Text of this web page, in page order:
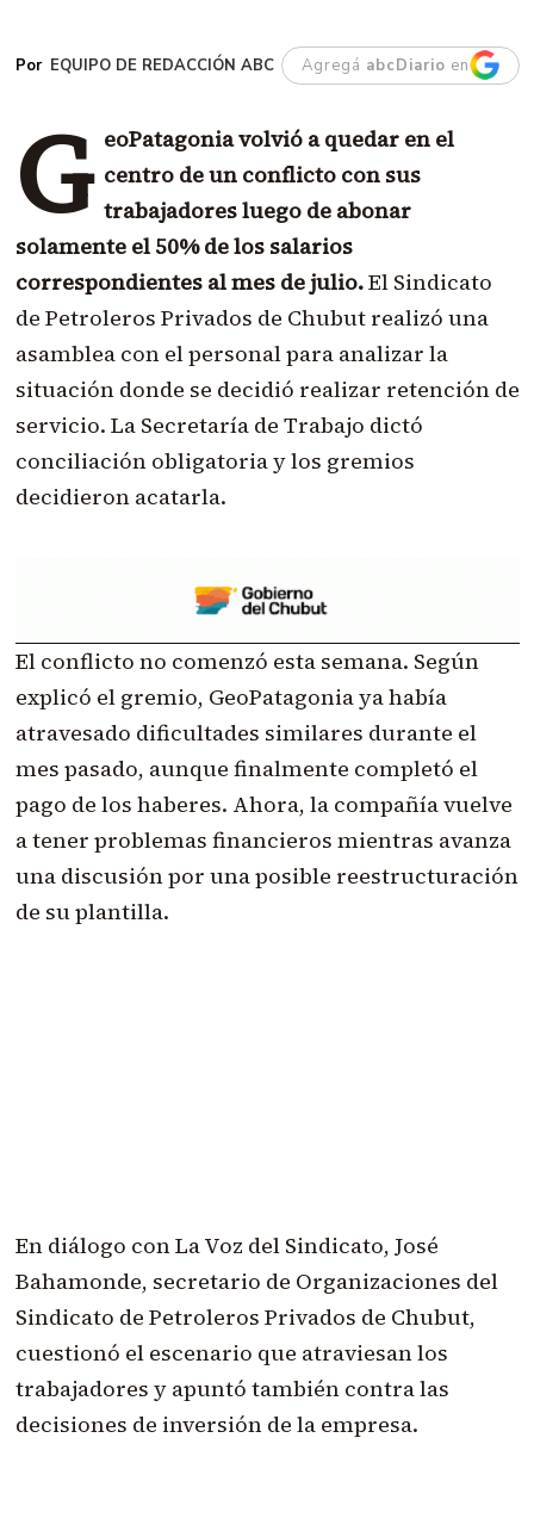
EQUIPO DE REDACCIÓN ABC Agregá abcDiario en
G eoPatagonia volvió a quedar en el
centro de un conflicto con sus
trabajadores luego de abonar
solamente el 50% de los salarios
correspondientes al mes de julio.El Sindicato
de Petroleros Privados de Chubut realizó una
asamblea con el personal para analizar la
situación donde se decidió realizar retención de
servicio. La Secretaría de Trabajo dictó
conciliación obligatoria y los gremios
decidieron acatarla.
El conflicto no comenzó esta semana. Según
explicó el gremio, GeoPatagonia ya había
atravesado dificultades similares durante el
mes pasado, aunque finalmente completó el
pago de los haberes. Ahora, la compañía vuelve
a tener problemas financieros mientras avanza
una discusión por una posible reestructuración
de su plantilla.
En diálogo con La Voz del Sindicato, José
Bahamonde, secretario de Organizaciones del
Sindicato de Petroleros Privados de Chubut,
cuestionó el escenario que atraviesan los
trabajadores y apuntó también contra las
decisiones de inversión de la empresa.